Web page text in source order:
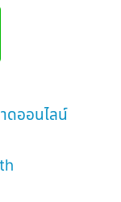
ดออนไลน์